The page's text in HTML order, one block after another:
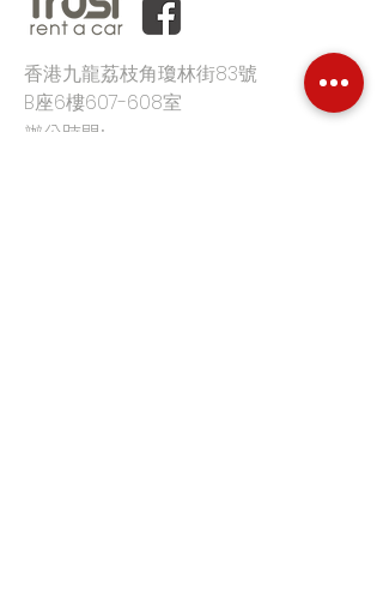
香港九龍荔枝角瓊林街83號
B座6樓607-608室
辦公時間: